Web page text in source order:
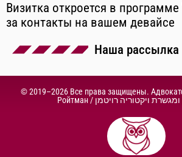
Визитка откроется в
за контакты на вашем девайсе
Наша рассылка
© 2019–2026 Все права защищены.
Ройтман / ומגשרת ויקטוריה רויטמן